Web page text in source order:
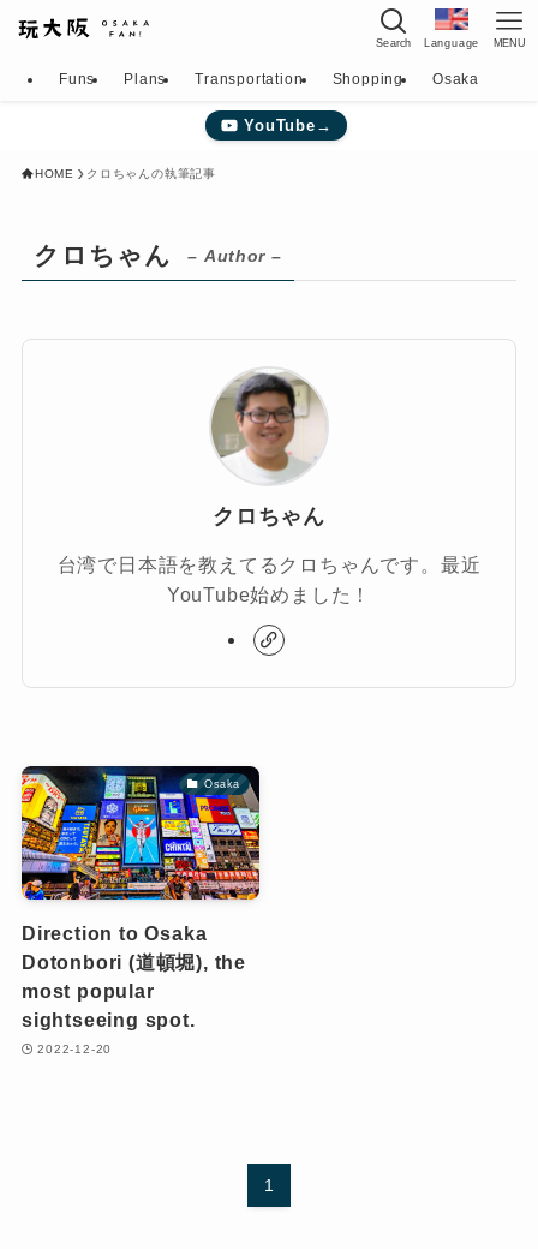
Search Language MENU
Funs Plans Transportation Shopping Osaka
YouTube→
HOME クロちゃんの執筆記事
クロちゃん – Author –
クロちゃん
台湾で日本語を教えてるクロちゃんです。最近
YouTube始めました！
Osaka
Direction to Osaka
Dotonbori (道頓堀), the
most popular
sightseeing spot.
2022-12-20
1